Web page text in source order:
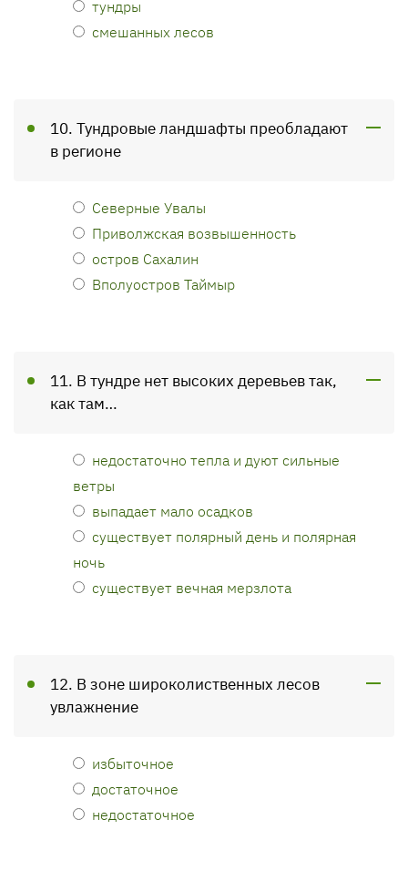
тундры
смешанных лесов
10. Тундровые ландшафты преобладают
в регионе
Северные Увалы
Приволжская возвышенность
остров Сахалин
Вполуостров Таймыр
11. В тундре нет высоких деревьев так,
как там…
недостаточно тепла и дуют сильные
ветры
выпадает мало осадков
существует полярный день и полярная
ночь
существует вечная мерзлота
12. В зоне широколиственных лесов
увлажнение
избыточное
достаточное
недостаточное